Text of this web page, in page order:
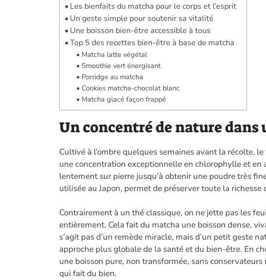
Les bienfaits du matcha pour le corps et l’esprit
Un geste simple pour soutenir sa vitalité
Une boisson bien-être accessible à tous
Top 5 des recettes bien-être à base de matcha
Matcha latte végétal
Smoothie vert énergisant
Porridge au matcha
Cookies matcha-chocolat blanc
Matcha glacé façon frappé
Un concentré de nature dans
Cultivé à l’ombre quelques semaines avant la récolte,
une concentration exceptionnelle en chlorophylle et en
lentement sur pierre jusqu’à obtenir une poudre très
utilisée au Japon, permet de préserver toute la richesse
Contrairement à un thé classique, on ne jette pas les
entièrement. Cela fait du matcha une boisson dense,
s’agit pas d’un remède miracle, mais d’un petit geste
approche plus globale de la santé et du bien-être. En
une boisson pure, non transformée, sans conservateurs
qui fait du bien.